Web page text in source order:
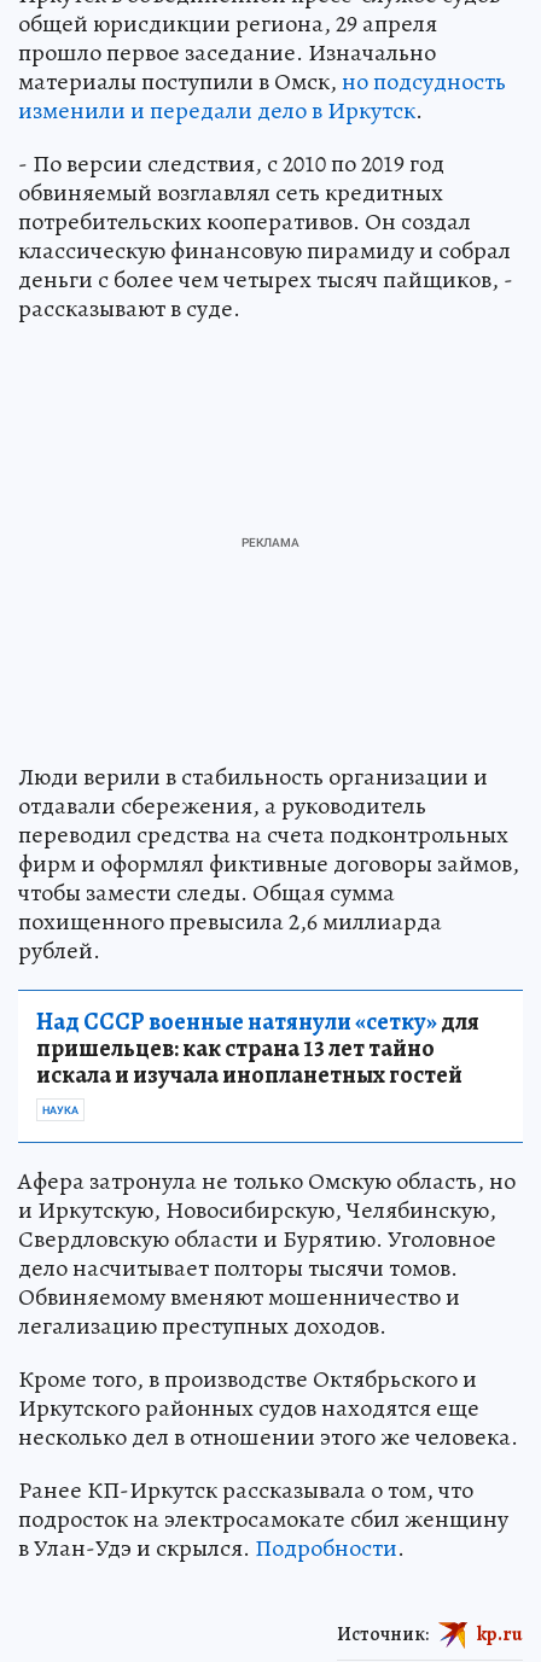
общей юрисдикции региона, 29 апреля
прошло первое заседание. Изначально
материалы поступили в Омск,но подсудность
изменили и передали дело в Иркутск.
- По версии следствия, с 2010 по 2019 год
обвиняемый возглавлял сеть кредитных
потребительских кооперативов. Он создал
классическую финансовую пирамиду и собрал
деньги с более чем четырех тысяч пайщиков, -
рассказывают в суде.
Люди верили в стабильность организации и
отдавали сбережения, а руководитель
переводил средства на счета подконтрольных
фирм и оформлял фиктивные договоры займов,
чтобы замести следы. Общая сумма
похищенного превысила 2,6 миллиарда
рублей.
Над СССР военные натянули «сетку»для
пришельцев: как страна 13 лет тайно
искала и изучала инопланетных гостей
НАУКА
Афера затронула не только Омскую область, но
и Иркутскую, Новосибирскую, Челябинскую,
Свердловскую области и Бурятию. Уголовное
дело насчитывает полторы тысячи томов.
Обвиняемому вменяют мошенничество и
легализацию преступных доходов.
Кроме того, в производстве Октябрьского и
Иркутского районных судов находятся еще
несколько дел в отношении этого же человека.
Ранее КП-Иркутск рассказывала о том, что
подросток на электросамокате сбил женщину
в Улан-Удэ и скрылся. Подробности.
Источник: kp.ru